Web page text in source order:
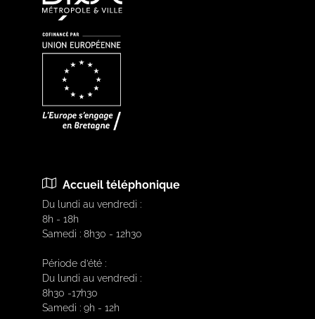
Accueil téléphonique
Du lundi au vendredi :
8h - 18h
Samedi : 8h30 - 12h30
Période d’été :
Du lundi au vendredi :
8h30 -17h30
Samedi : 9h - 12h